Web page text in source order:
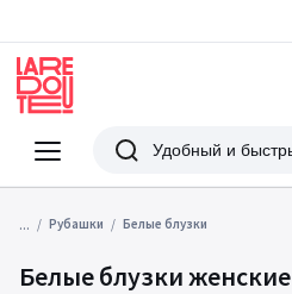
Меню
Redoute
Поиск
... Рубашки Белые блузки
Белые блузки женские